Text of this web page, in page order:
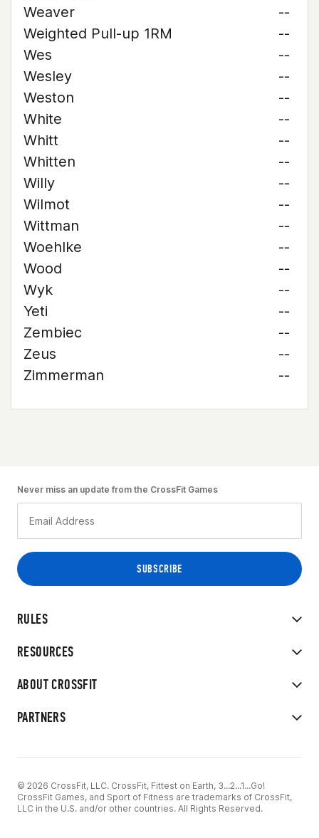
Weaver
--
Weighted Pull-up 1RM
--
Wes
--
Wesley
--
Weston
--
White
--
Whitt
--
Whitten
--
Willy
--
Wilmot
--
Wittman
--
Woehlke
--
Wood
--
Wyk
--
Yeti
--
Zembiec
--
Zeus
--
Zimmerman
--
RULES
RESOURCES
ABOUT CROSSFIT
PARTNERS
Never miss an update from the CrossFit Games
© 2026 CrossFit, LLC. CrossFit, Fittest on Earth, 3...2...1...Go!
CrossFit Games, and Sport of Fitness are trademarks of CrossFit,
LLC in the U.S. and/or other countries. All Rights Reserved.